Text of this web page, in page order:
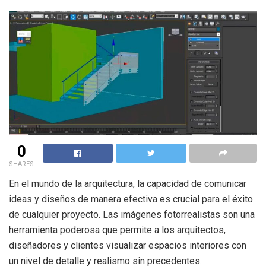
0
SHARES
En el mundo de la arquitectura, la capacidad de comunicar
ideas y diseños de manera efectiva es crucial para el éxito
de cualquier proyecto. Las imágenes fotorrealistas son una
herramienta poderosa que permite a los arquitectos,
diseñadores y clientes visualizar espacios interiores con
un nivel de detalle y realismo sin precedentes.